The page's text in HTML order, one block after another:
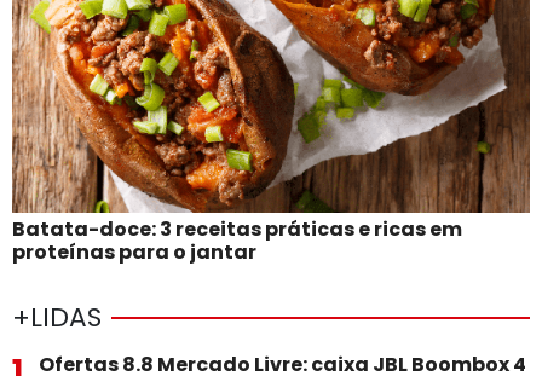
Batata-doce: 3 receitas práticas e ricas em
proteínas para o jantar
+LIDAS
Ofertas 8.8 Mercado Livre: caixa JBL Boombox 4